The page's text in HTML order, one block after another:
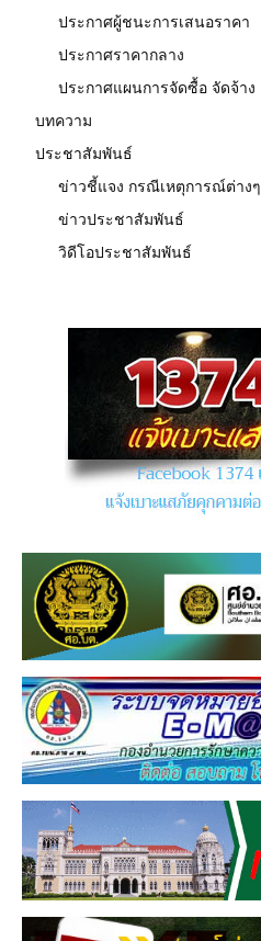
ประกาศผู้ชนะการเสนอราคา
ประกาศราคากลาง
ประกาศแผนการจัดซื้อ จัดจ้าง
บทความ
ประชาสัมพันธ์
ข่าวชี้แจง กรณีเหตุการณ์ต่างๆ
ข่าวประชาสัมพันธ์
วิดีโอประชาสัมพันธ์